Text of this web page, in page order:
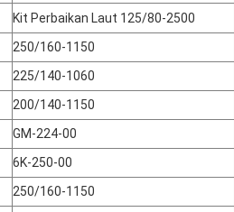
Kit Perbaikan Laut 125/80-2500
250/160-1150
225/140-1060
200/140-1150
GM-224-00
6K-250-00
250/160-1150